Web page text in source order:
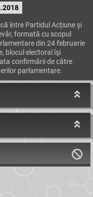
între Partidul Acțiune și
formată cu scopul
din 24 februarie
blocul electoral îşi
confirmării de către
parlamentare.